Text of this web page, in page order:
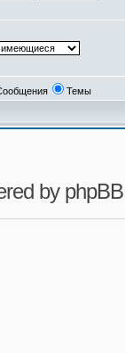
Темы
by phpBB